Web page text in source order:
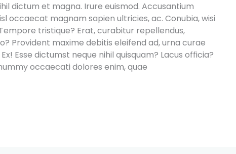
dictum et magna. Irure euismod. Accusantium
occaecat magnam sapien ultricies, ac. Conubia, wisi
tristique? Erat, curabitur repellendus,
Provident maxime debitis eleifend ad, urna curae
Esse dictumst neque nihil quisquam? Lacus officia?
occaecati dolores enim, quae